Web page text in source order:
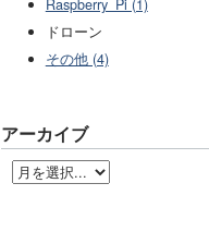
Raspberry_Pi (1)
ドローン
その他 (4)
アーカイブ